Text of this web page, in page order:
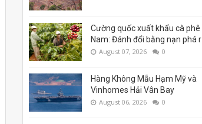
Cường quốc xuất khẩu cà phê
Nam: Đánh đổi bằng nạn phá
August 07, 2026 0
Hàng Không Mẫu Hạm Mỹ và
Vinhomes Hải Vân Bay
August 06, 2026 0